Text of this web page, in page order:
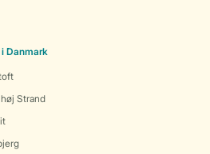
Danmark
Strand